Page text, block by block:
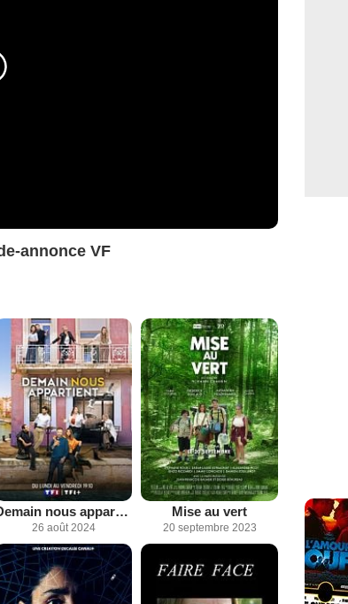
annonce VF
Demain nous appartient
26 août 2024
Mise au vert
20 septembre 2023